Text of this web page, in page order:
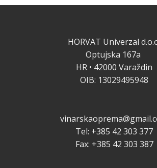
HORVAT Univerzal
Optujska 167a
HR • 42000 Varaždin
OIB: 13029495948
Tel: +385 42 303 377
Fax: +385 42 303 387